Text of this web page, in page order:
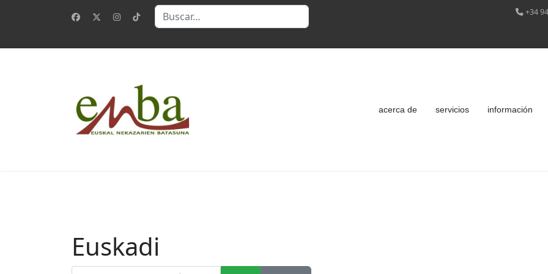
Buscar +34
acerca de servicios información
Euskadi